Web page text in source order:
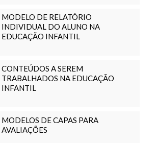
MODELO DE RELATÓRIO
INDIVIDUAL DO ALUNO NA
EDUCAÇÃO INFANTIL
CONTEÚDOS A SEREM
TRABALHADOS NA EDUCAÇÃO
INFANTIL
MODELOS DE CAPAS PARA
AVALIAÇÕES